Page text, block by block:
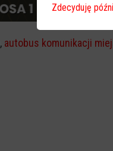
, autobus komunikacji
Zdecyduję